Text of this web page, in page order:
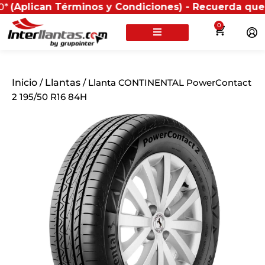
Términos y Condiciones) - Recuerda que si
0
Inicio / Llantas / Llanta CONTINENTAL PowerContact
2 195/50 R16 84H